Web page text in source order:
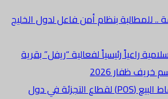
.. للمطالبة بنظام أمن فاعل لدول الخليج
راعياً رئيسياً لفعالية “ريفل” بقرية
ظفار 2026
زوهو تطلق حل نقاط البيع (POS) لقطاع التجزئة في دول